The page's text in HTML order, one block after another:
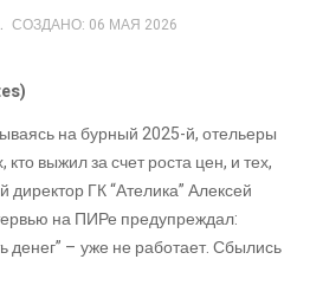
СОЗДАНО: 06 МАЯ 2026
на бурный 2025-й, отельеры
кто выжил за счет роста цен, и тех,
директор ГК “Ателика” Алексей
на ПИРе предупреждал:
денег” – уже не работает. Сбылись